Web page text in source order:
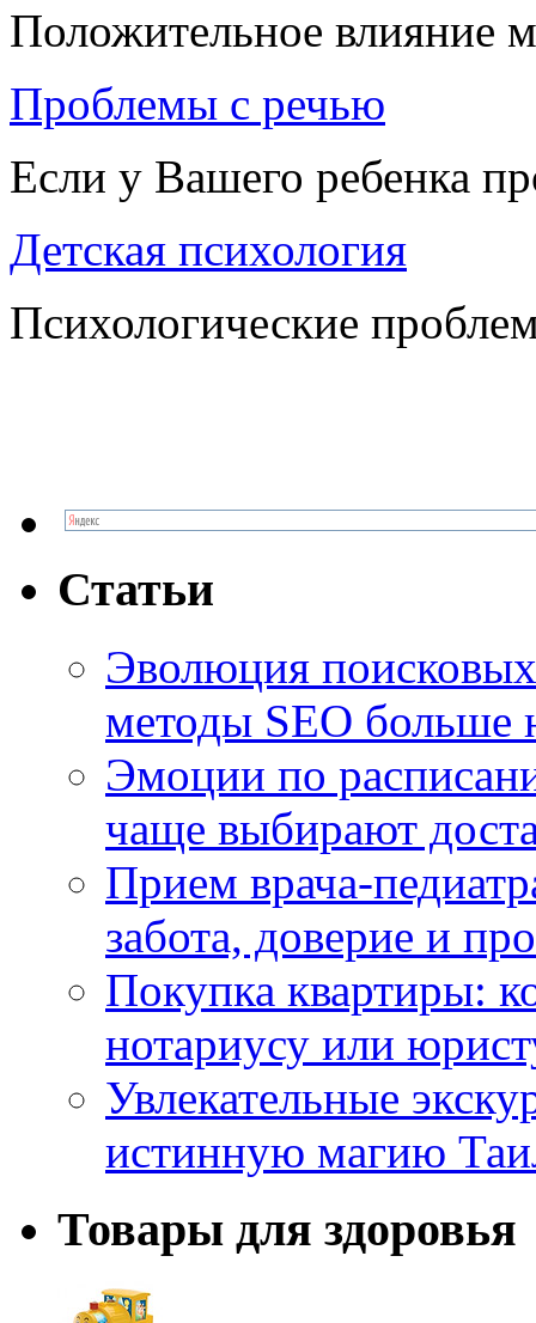
Положительное влияние
Проблемы с речью
Если у Вашего ребенка
Детская психология
Психологические
Статьи
Эволюция
методы SEO больше
Эмоции по
чаще выбирают
Прием врача-
забота, доверие и
Покупка квартиры:
нотариусу или
Увлекательные
истинную магию
Товары для здоровья